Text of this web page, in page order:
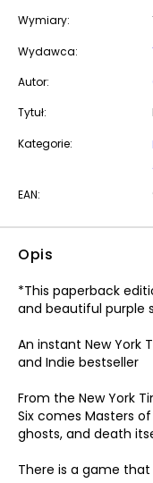
Wymiary:
Wydawca:
Autor:
Tytuł:
Kategorie:
EAN:
Opis
*This paperback
and beautiful purple
An instant New York
and Indie bestseller
From the New York
Six comes Masters
ghosts, and death
There is a game